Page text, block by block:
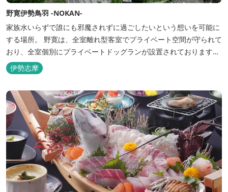
野寛伊勢鳥羽 -NOKAN-
家族水いらずで誰にも邪魔されずに過ごしたいという想いを可能に
する場所。 野寛は、全室離れ型客室でプライベート空間が守られて
おり、全室個別にプライベートドッグランが設置されております。
室内面積66㎡～115㎡、プライベートドッグラン面積140㎡～330㎡
を設置した広い作りで、 和モダンをコンセプトとした洗練されたデ
ラ...
伊勢志摩